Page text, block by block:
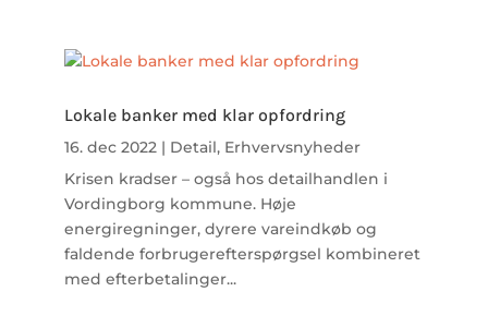
Lokale banker med klar opfordring
16. dec 2022 | Detail, Erhvervsnyheder
Krisen kradser – også hos detailhandlen i
Vordingborg kommune. Høje
energiregninger, dyrere vareindkøb og
faldende forbrugerefterspørgsel kombineret
med efterbetalinger...